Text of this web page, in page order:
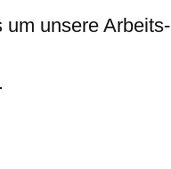
um unsere Arbeits-